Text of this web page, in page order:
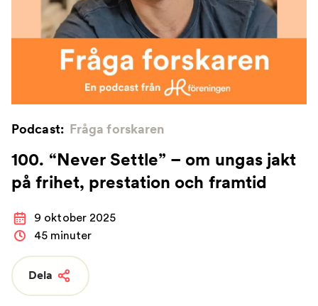
HR dagarna
Podcast: Fråga forskaren
100. “Never Settle” – om ungas jakt
på frihet, prestation och framtid
9 oktober 2025
45 minuter
Dela